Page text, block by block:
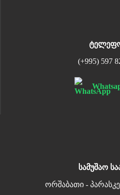
(+995) 597
სამუშაო
ორშაბათი -